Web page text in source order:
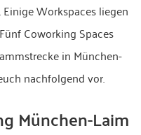
Workspaces liegen
Coworking Spaces
in München-
nachfolgend vor.
München-Laim